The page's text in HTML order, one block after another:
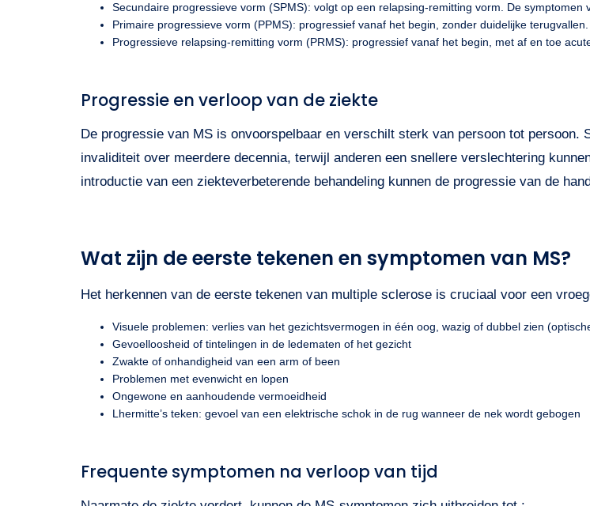
Secundaire progressieve vorm (SPMS): volgt op een relapsing-remitting vorm. De
Primaire progressieve vorm (PPMS): progressief vanaf het begin, zonder duidelijke
Progressieve relapsing-remitting vorm (PRMS): progressief vanaf het begin, met af en toe
Progressie en verloop van de ziekte
De progressie van MS is onvoorspelbaar en verschilt sterk van persoon tot persoon.
invaliditeit over meerdere decennia, terwijl anderen een snellere verslechtering
introductie van een ziekteverbeterende behandeling kunnen de progressie van de
Wat zijn de eerste tekenen en symptomen van MS?
Het herkennen van de eerste tekenen van multiple sclerose is cruciaal voor een
Visuele problemen: verlies van het gezichtsvermogen in één oog, wazig of dubbel zien
Gevoelloosheid of tintelingen in de ledematen of het gezicht
Zwakte of onhandigheid van een arm of been
Problemen met evenwicht en lopen
Ongewone en aanhoudende vermoeidheid
Lhermitte’s teken: gevoel van een elektrische schok in de rug wanneer de nek wordt gebogen
Frequente symptomen na verloop van tijd